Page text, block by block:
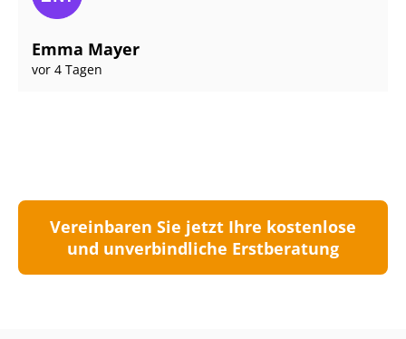
Emma Mayer
vor 4 Tagen
Vereinbaren Sie jetzt Ihre kostenlose
und unverbindliche Erstberatung